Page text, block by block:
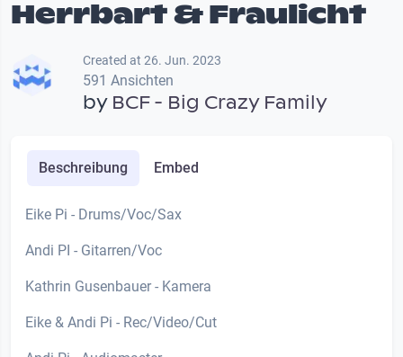
Herrbart & Fraulicht
Created at 26. Jun. 2023
591 Ansichten
by BCF - Big Crazy Family
Beschreibung Embed
Eike Pi - Drums/Voc/Sax
Andi PI - Gitarren/Voc
Kathrin Gusenbauer - Kamera
Eike & Andi Pi - Rec/Video/Cut